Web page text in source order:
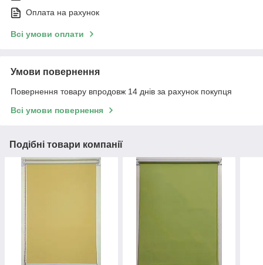
Оплата на рахунок
Всі умови оплати
Умови повернення
Повернення товару впродовж 14 днів за рахунок покупця
Всі умови повернення
Подібні товари компанії